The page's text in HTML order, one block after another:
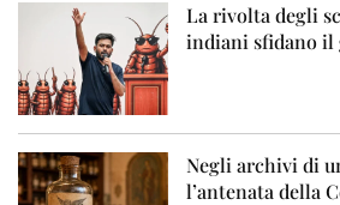
La rivolta degli
indiani sfidano il
Negli archivi di
l’antenata della